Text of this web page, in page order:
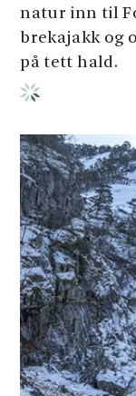
natur inn til
brekajakk og
på tett hald.